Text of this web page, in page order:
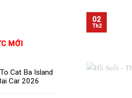
MỚI
Cat Ba Island
Car 2026
02
Th2